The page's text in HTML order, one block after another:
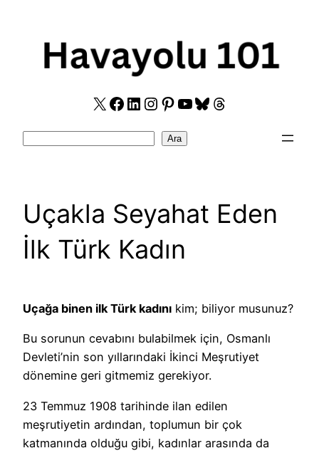
X Facebook
LinkedIn
Instagram
Pinterest
YouTube
Bluesky
Threads
Ara
Uçakla Seyahat Eden
İlk Türk Kadın
Uçağa binen ilk Türk kadını kim; biliyor musunuz?
Bu sorunun cevabını bulabilmek için, Osmanlı
Devleti’nin son yıllarındaki İkinci Meşrutiyet
dönemine geri gitmemiz gerekiyor.
23 Temmuz 1908 tarihinde ilan edilen
meşrutiyetin ardından, toplumun bir çok
katmanında olduğu gibi, kadınlar arasında da